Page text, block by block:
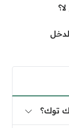
توك؟